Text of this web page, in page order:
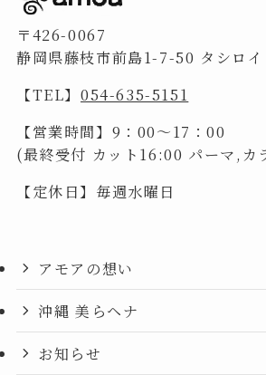
〒426-0067
静岡県藤枝市前島1-7-50 タシロ
【TEL】 054-635-5151
【営業時間】9：00～17：00
(最終受付 カット16:00 パーマ,カ
【定休日】毎週水曜日
アモアの想い
沖縄 美らヘナ
お知らせ